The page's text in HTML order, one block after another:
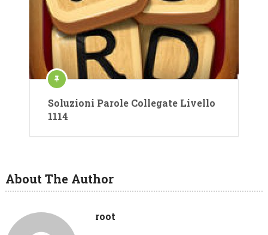
Soluzioni Parole Collegate Livello
1114
About The Author
root